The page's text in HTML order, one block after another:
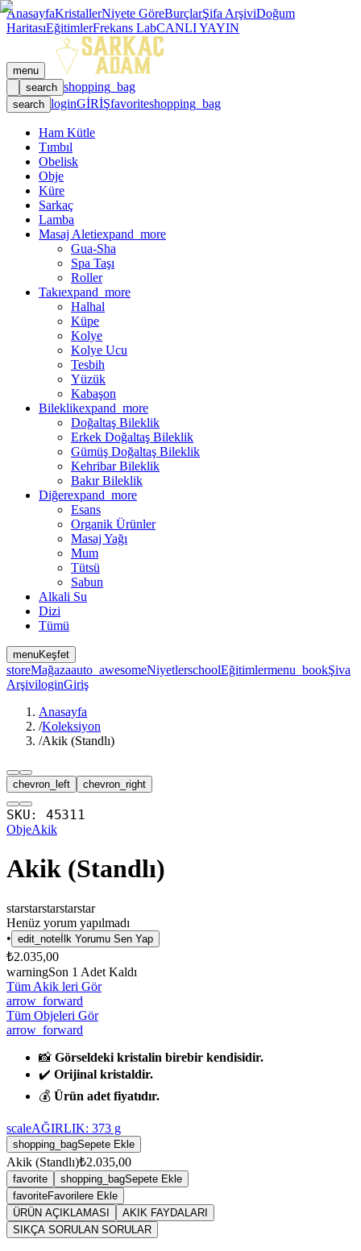
AnasayfaKristallerNiyete GöreBurçlarŞifa ArşiviDoğum
HaritasıEğitimlerFrekans LabCANLI YAYIN
menu
search shopping_bag
search loginGİRİŞfavoriteshopping_bag
Ham Kütle
Tımbıl
Obelisk
Obje
Küre
Sarkaç
Lamba
Masaj Aletiexpand_more
Gua-Sha
Spa Taşı
Roller
Takıexpand_more
Halhal
Küpe
Kolye
Kolye Ucu
Tesbih
Yüzük
Kabaşon
Bileklikexpand_more
Doğaltaş Bileklik
Erkek Doğaltaş Bileklik
Gümüş Doğaltaş Bileklik
Kehribar Bileklik
Bakır Bileklik
Diğerexpand_more
Esans
Organik Ürünler
Masaj Yağı
Mum
Tütsü
Sabun
Alkali Su
Dizi
Tümü
menuKeşfet
storeMağazaauto_awesomeNiyetlerschoolEğitimlermenu_bookŞiva
ArşiviloginGiriş
Anasayfa
/Koleksiyon
/Akik (Standlı)
chevron_left chevron_right
SKU: 45311
ObjeAkik
Akik (Standlı)
starstarstarstarstar
Henüz yorum yapılmadı
• edit_note İlk Yorumu Sen Yap
₺2.035,00
warningSon 1 Adet Kaldı
Tüm Akik leri Gör
arrow_forward
Tüm Objeleri Gör
arrow_forward
📸 Görseldeki kristalin birebir kendisidir.
✔️ Orijinal kristaldir.
💰 Ürün adet fiyatıdır.
scaleAĞIRLIK: 373 g
shopping_bagSepete Ekle
Akik (Standlı)₺2.035,00
favorite shopping_bagSepete Ekle
favoriteFavorilere Ekle
ÜRÜN AÇIKLAMASI
AKIK FAYDALARI
SIKÇA SORULAN SORULAR